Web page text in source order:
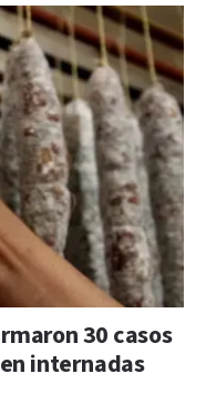
30 casos
internadas